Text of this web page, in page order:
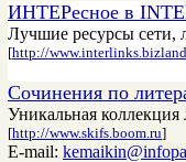
ИНТЕРесное в
Лучшие ресурсы сети,
[http://
Сочинения по
Уникальная
[http://www.skifs.boom.ru]
E-mail: